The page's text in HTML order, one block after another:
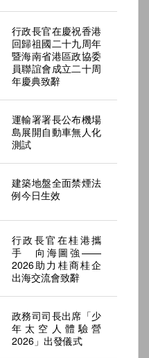
行政長官在慶祝香港
回歸祖國二十九周年
暨海南省港區政協委
員聯誼會成立二十周
年慶典致辭
運輸署署長公布機場
島展開自動車無人化
測試
建築地盤全面禁煙法
例今日生效
行政長官在桂港攜
手 向海圖強——
2026助力桂商桂企
出海交流會致辭
政務司司長出席「少
年太空人體驗營
2026」出發儀式